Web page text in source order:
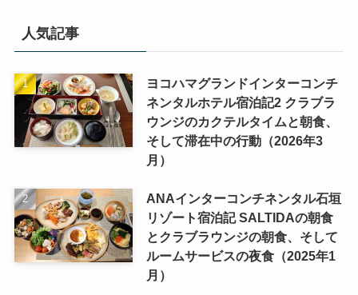
人気記事
ヨコハマグランドインターコンチ
ネンタルホテル宿泊記2 クラブラ
ウンジのカクテルタイムと朝食、
そして滞在中の行動（2026年3
月）
ANAインターコンチネンタル石垣
リゾート宿泊記 SALTIDAの朝食
とクラブラウンジの朝食、そして
ルームサービスの夜食（2025年1
月）